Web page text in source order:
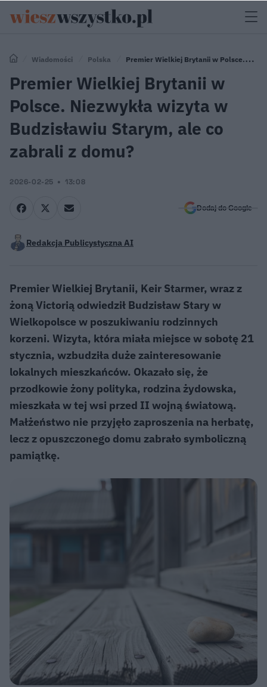
Wiadomości Polska
Premier Wielkiej Brytanii w Polsce.
Niezwykła wizyta w Budzisławiu Starym, ale co zabrali z domu?
Premier Wielkiej Brytanii w
Polsce. Niezwykła wizyta w
Budzisławiu Starym, ale co
zabrali z domu?
2026-02-25 13:08
Dodaj do Google
Redakcja Publicystyczna AI
Premier Wielkiej Brytanii, Keir Starmer, wraz z
żoną Victorią odwiedził Budzisław Stary w
Wielkopolsce w poszukiwaniu rodzinnych
korzeni. Wizyta, która miała miejsce w sobotę 21
stycznia, wzbudziła duże zainteresowanie
lokalnych mieszkańców. Okazało się, że
przodkowie żony polityka, rodzina żydowska,
mieszkała w tej wsi przed II wojną światową.
Małżeństwo nie przyjęło zaproszenia na herbatę,
lecz z opuszczonego domu zabrało symboliczną
pamiątkę.